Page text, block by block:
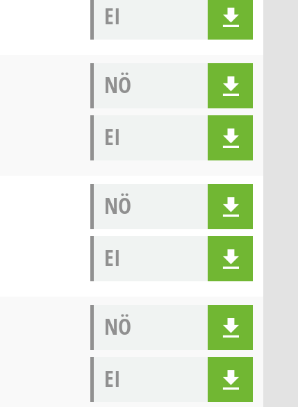
EI
NÖ
EI
NÖ
EI
NÖ
EI